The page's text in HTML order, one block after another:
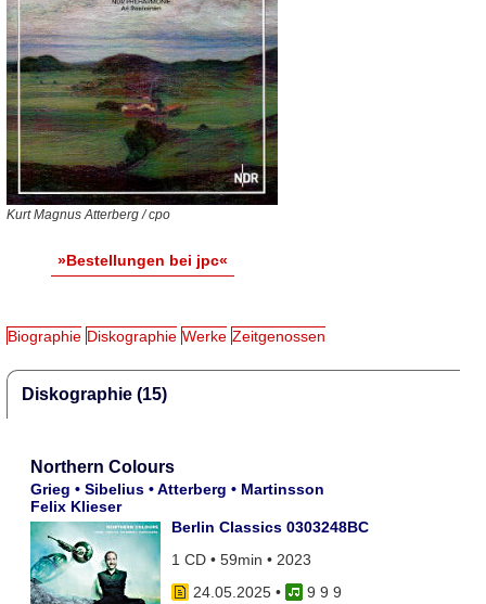
Kurt Magnus Atterberg / cpo
»Bestellungen bei jpc«
Biographie Diskographie Werke Zeitgenossen
Diskographie (15)
Northern Colours
Grieg • Sibelius • Atterberg • Martinsson
Felix Klieser
Berlin Classics 0303248BC
1 CD • 59min • 2023
24.05.2025•
9 9 9